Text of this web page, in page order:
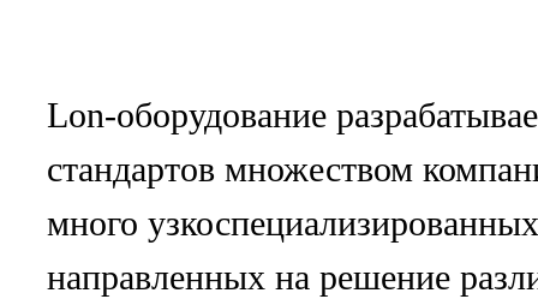
Lon-оборудование
стандартов множеством
много
направленных на решение